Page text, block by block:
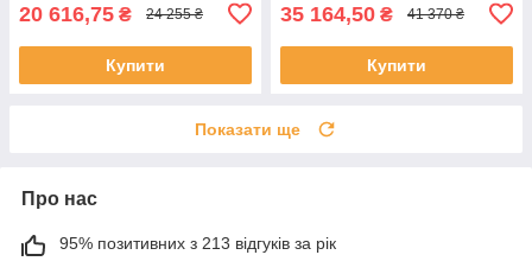
20 616,75 ₴ 24 255 ₴
Купити
35 164,50 ₴ 41 370 ₴
Купити
Показати ще
Про нас
95% позитивних з 213 відгуків за рік